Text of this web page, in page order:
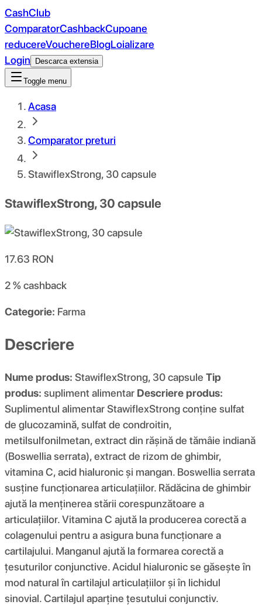
CashClub
ComparatorCashbackCupoane
reducereVouchereBlogLoializare
Login
Descarca extensia
Toggle menu
Acasa
Comparator preturi
StawiflexStrong, 30 capsule
StawiflexStrong, 30 capsule
17.63 RON
2 %cashback
Categorie: Farma
Descriere
Nume produs: StawiflexStrong, 30 capsule Tip
produs: supliment alimentar Descriere produs:
Suplimentul alimentar StawiflexStrong conține sulfat
de glucozamină, sulfat de condroitin,
metilsulfonilmetan, extract din rășină de tămâie indiană
(Boswellia serrata), extract de rizom de ghimbir,
vitamina C, acid hialuronic și mangan. Boswellia serrata
susține funcționarea articulațiilor. Rădăcina de ghimbir
ajută la menținerea stării corespunzătoare a
articulațiilor. Vitamina C ajută la producerea corectă a
colagenului pentru a asigura buna funcționare a
cartilajului. Manganul ajută la formarea corectă a
țesuturilor conjunctive. Acidul hialuronic se găsește în
mod natural în cartilajul articulațiilor și în lichidul
sinovial. Cartilajul aparține țesutului conjunctiv.